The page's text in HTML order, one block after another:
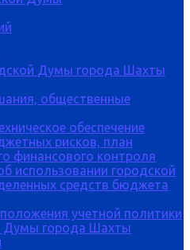
Думы города Шахты
общественные
обеспечение
рисков, план
финансового контроля
использовании городской
средств бюджета
учетной политики
Думы города Шахты